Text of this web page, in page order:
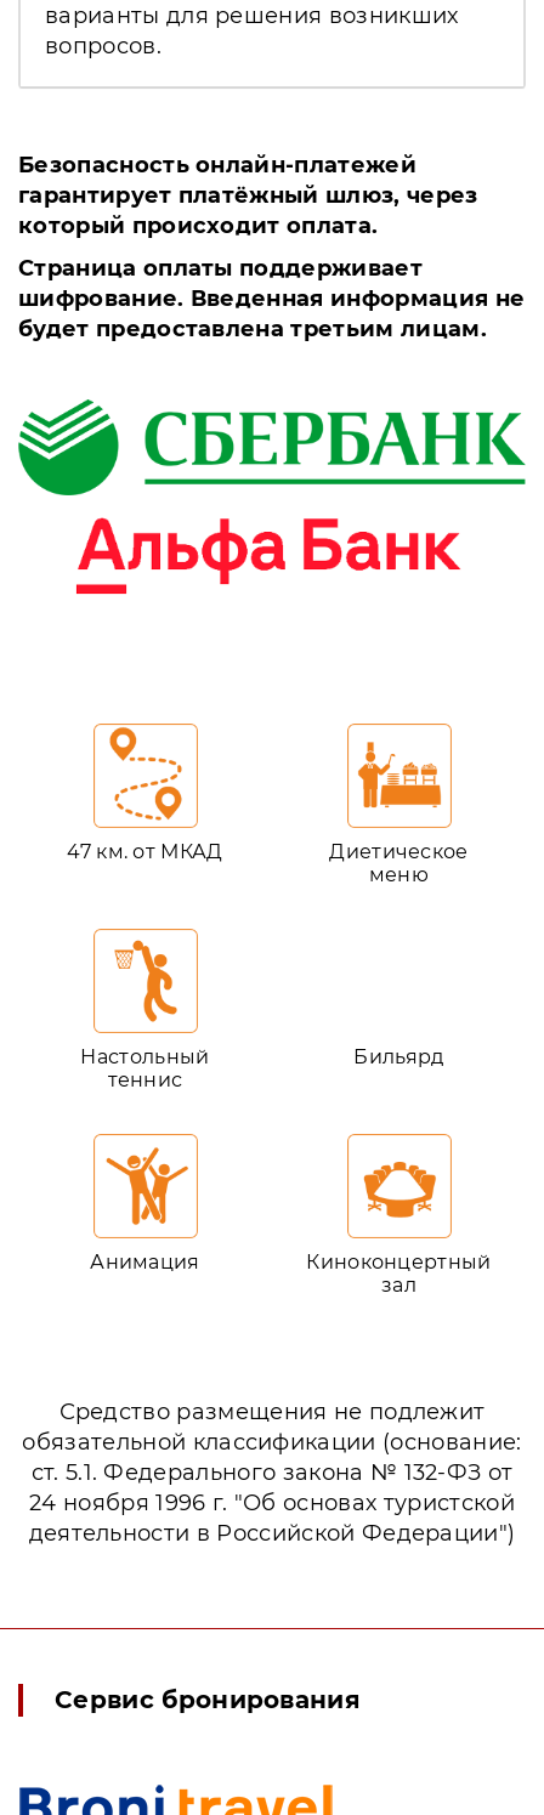
варианты для решения возникших
вопросов.
Безопасность онлайн-платежей
гарантирует платёжный шлюз, через
который происходит оплата.
Страница оплаты поддерживает
шифрование. Введенная информация не
будет предоставлена третьим лицам.
47 км. от МКАД
Диетическое
меню
Настольный
теннис
Бильярд
Анимация
Киноконцертный
зал
Средство размещения не подлежит
обязательной классификации (основание:
ст. 5.1. Федерального закона № 132-ФЗ от
24 ноября 1996 г. "Об основах туристской
деятельности в Российской Федерации")
Сервис бронирования